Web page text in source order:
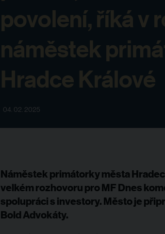
povolení, říká v
náměstek
Hradce Králové
04. 02. 2025
Náměstek primátorky města
velkém rozhovoru pro MF Dnes
spolupráci s investory. Město je
Bold Advokáty.